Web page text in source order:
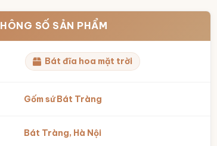
SỐ SẢN PHẨM
Bát đĩa hoa mặt trời
Gốm sứ Bát Tràng
Bát Tràng, Hà Nội